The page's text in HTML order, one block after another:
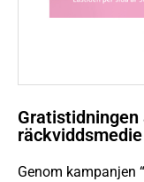
Genom kampanjen